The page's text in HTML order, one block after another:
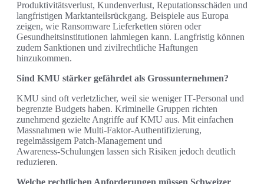
Produktivitätsverlust, Kundenverlust, Reputationsschäden und
langfristigen Marktanteilsrückgang. Beispiele aus Europa
zeigen, wie Ransomware Lieferketten stören oder
Gesundheitsinstitutionen lahmlegen kann. Langfristig können
zudem Sanktionen und zivilrechtliche Haftungen
hinzukommen.
Sind KMU stärker gefährdet als Grossunternehmen?
KMU sind oft verletzlicher, weil sie weniger IT‑Personal und
begrenzte Budgets haben. Kriminelle Gruppen richten
zunehmend gezielte Angriffe auf KMU aus. Mit einfachen
Massnahmen wie Multi‑Faktor‑Authentifizierung,
regelmässigem Patch‑Management und
Awareness‑Schulungen lassen sich Risiken jedoch deutlich
reduzieren.